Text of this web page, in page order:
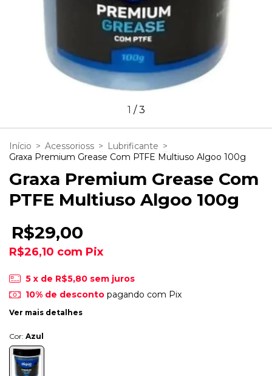
1 /3
Início > Acessorioss > Lubrificante >
Graxa Premium Grease Com PTFE Multiuso Algoo 100g
Graxa Premium Grease Com
PTFE Multiuso Algoo 100g
R$29,00
R$26,10 com Pix
5 x de R$5,80 sem juros
10% de descontopagando com Pix
Ver mais detalhes
Cor: Azul